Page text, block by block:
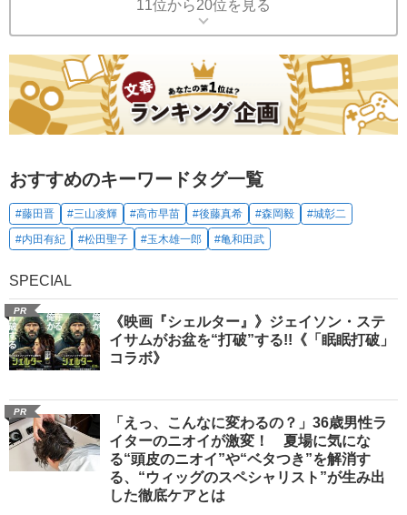
11位から20位を見る
おすすめのキーワードタグ一覧
#藤田晋 #三山凌輝 #高市早苗 #後藤真希 #森岡毅
#城彰二
#内田有紀
#松田聖子 #玉木雄一郎 #亀和田武
SPECIAL
PR
《映画『シェルター』》ジェイソン・ステ
イサムがお盆を“打破”する!!《「眠眠打破」
コラボ》
PR
「えっ、こんなに変わるの？」36歳男性ラ
イターのニオイが激変！ 夏場に気にな
る“頭皮のニオイ”や“ベタつき”を解消す
る、“ウィッグのスペシャリスト”が生み出
した徹底ケアとは